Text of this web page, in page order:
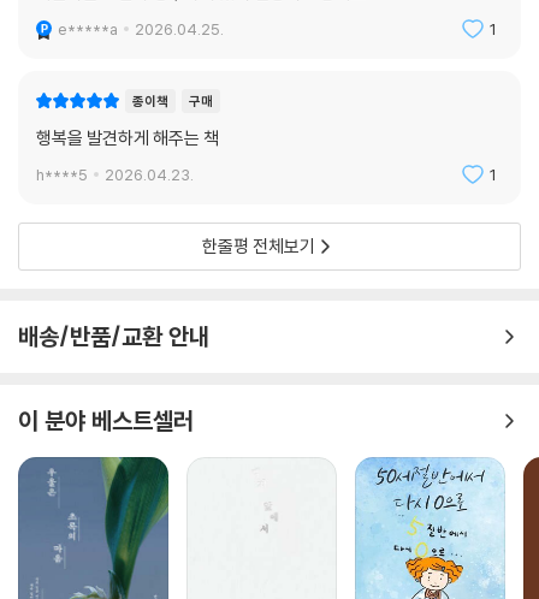
e*****a 2026.04.25. 1
종이책 구매
행복을 발견하게 해주는 책
h****5 2026.04.23. 1
한줄평 전체보기
배송/반품/교환 안내
이 분야 베스트셀러